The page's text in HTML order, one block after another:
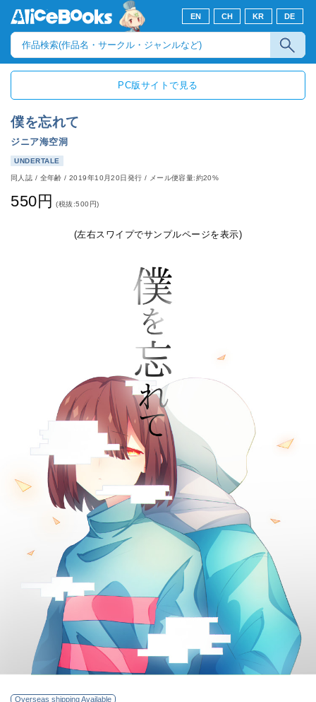
EN CH KR DE
PC版サイトで見る
僕を忘れて
ジニア海空洞
UNDERTALE
同人誌 / 全年齢/2019年10月20日発行 / メール便容量:約20%
550円 (税抜:500円)
(左右スワイプでサンプルページを表示)
Overseas shipping Available